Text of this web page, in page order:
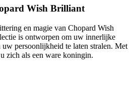
Wish Brilliant
en magie van Chopard Wish
is ontworpen om uw innerlijke
uw persoonlijkheid te laten stralen. Met
zich als een ware koningin.